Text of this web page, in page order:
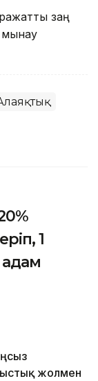
заң
мынау
1
жолмен